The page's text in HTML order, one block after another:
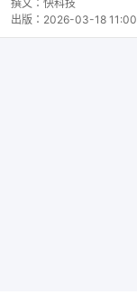
撰文： 快科技
出版： 2026-03-18 11:00